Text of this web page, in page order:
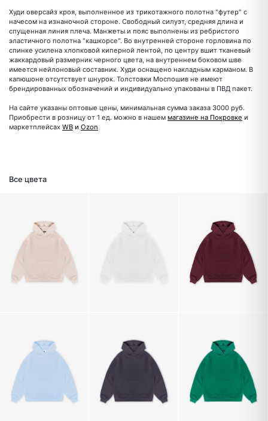
Худи оверсайз кроя, выполненное из трикотажного полотна "футер" с
начесом на изнаночной стороне. Свободный силуэт, средняя длина и
спущенная линия плеча. Манжеты и пояс выполнены из ребристого
эластичного полотна "кашкорсе". Во внутренней стороне горловина по
спинке усилена хлопковой киперной лентой, по центру вшит тканевый
жаккардовый размерник черного цвета, на внутреннем боковом шве
имеется нейлоновый составник. Худи оснащено накладным карманом. В
капюшоне отсутствует шнурок. Толстовки Моспошив не имеют
брендированных обозначений и индивидуально упакованы в ПВД пакет.
На сайте указаны оптовые цены, минимальная сумма заказа 3000 руб.
Приобрести в розницу от 1 ед. можно в нашем магазине на Покровке и
маркетплейсах WB и Ozon
Все цвета